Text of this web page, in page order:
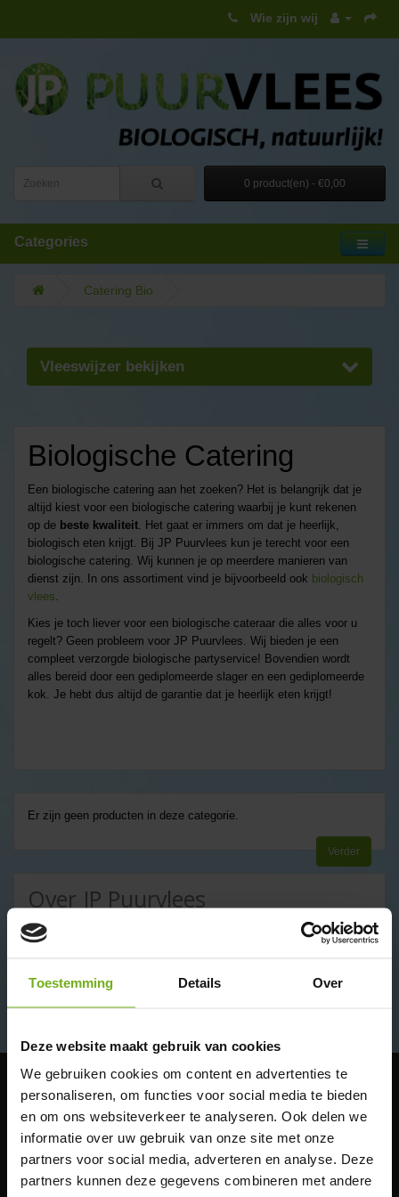
Toestemming Details Over
Deze website maakt gebruik van cookies
We gebruiken cookies om content en advertenties te
personaliseren, om functies voor social media te bieden
en om ons websiteverkeer te analyseren. Ook delen we
informatie over uw gebruik van onze site met onze
partners voor social media, adverteren en analyse. Deze
partners kunnen deze gegevens combineren met andere
Wie zijn wij
0 product(en) - €0,00
Categories
Catering Bio
Vleeswijzer bekijken
Biologische Catering
Een biologische catering aan het zoeken? Het is belangrijk dat je
altijd kiest voor een biologische catering waarbij je kunt rekenen
op de beste kwaliteit. Het gaat er immers om dat je heerlijk,
biologisch eten krijgt. Bij JP Puurvlees kun je terecht voor een
biologische catering. Wij kunnen je op meerdere manieren van
dienst zijn. In ons assortiment vind je bijvoorbeeld ook biologisch
vlees.
Kies je toch liever voor een biologische cateraar die alles voor u
regelt? Geen probleem voor JP Puurvlees. Wij bieden je een
compleet verzorgde biologische partyservice! Bovendien wordt
alles bereid door een gediplomeerde slager en een gediplomeerde
kok. Je hebt dus altijd de garantie dat je heerlijk eten krijgt!
Er zijn geen producten in deze categorie.
Verder
Over JP Puurvlees
In april 2011 is
, als vierde generatie uit een
slagersfamilie, begonnen met de verkoop van biologisch vlees onder
slagerij opgericht in Schimmert. Kwaliteit van het vlees én
Divers en groot assortiment;
Thuis laten bezorgen of ophalen in Schimmert;
Beschikt over een keurmerk;
Eenvoudig en transparant bestelproces;
Een biologische catering voor jouw
feest!
Klantenservice
Bio-certificering
Vacature Administratief/productie medewerker
Wie zijn wij